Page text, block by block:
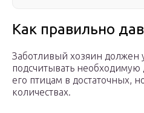
Как правильно
Заботливый хозяин должен
подсчитывать необходимую
его птицам в достаточных,
количествах.